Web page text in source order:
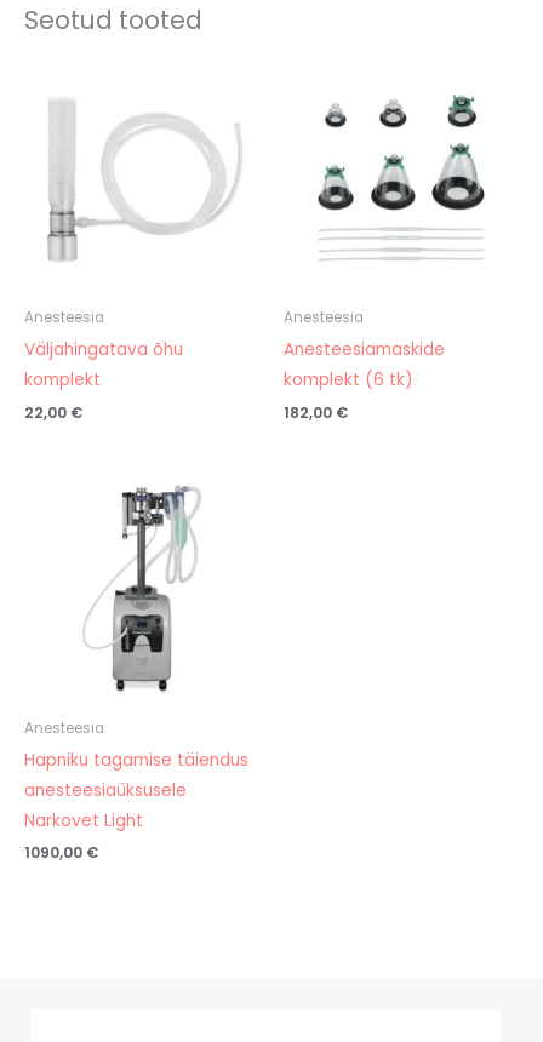
Seotud tooted
Anesteesia
Väljahingatava õhu
komplekt
22,00 €
Anesteesia
Anesteesiamaskide
komplekt (6 tk)
182,00 €
Anesteesia
Hapniku tagamise täiendus
anesteesiaüksusele
Narkovet Light
1090,00 €